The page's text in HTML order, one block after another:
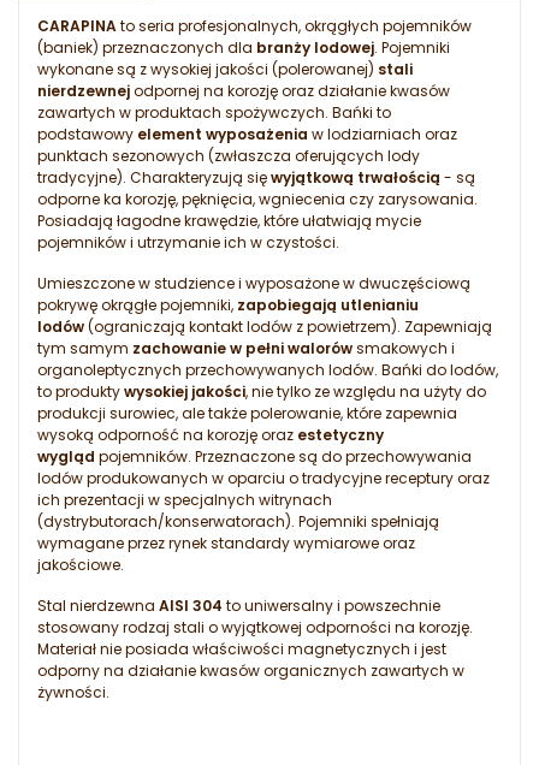
CARAPINAto seria profesjonalnych, okrągłych pojemników
(baniek) przeznaczonych dla branży lodowej. Pojemniki
wykonane są z wysokiej jakości (polerowanej) stali
nierdzewnejodpornej na korozję oraz działanie kwasów
zawartych w produktach spożywczych. Bańki to
podstawowy element wyposażenia w lodziarniach oraz
punktach sezonowych (zwłaszcza oferujących lody
tradycyjne). Charakteryzują sięwyjątkową trwałością - są
odporne ka korozję, pęknięcia, wgniecenia czy zarysowania.
Posiadają łagodne krawędzie, które ułatwiają mycie
pojemników i utrzymanie ich w czystości.
Umieszczone w studzience i wyposażone w dwuczęściową
pokrywę okrągłe pojemniki, zapobiegają utlenianiu
lodów(ograniczają kontakt lodów z powietrzem). Zapewniają
tym samym zachowanie w pełni walorówsmakowych i
organoleptycznych przechowywanych lodów. Bańki do lodów,
to produktywysokiej jakości, nie tylko ze względu na użyty do
produkcji surowiec, ale także polerowanie, które zapewnia
wysoką odporność na korozję oraz estetyczny
wygląd pojemników. Przeznaczone są do przechowywania
lodów produkowanych w oparciu o tradycyjne receptury oraz
ich prezentacji w specjalnych witrynach
(dystrybutorach/konserwatorach). Pojemniki spełniają
wymagane przez rynek standardy wymiarowe oraz
jakościowe.
Stal nierdzewna AISI 304 to uniwersalny i powszechnie
stosowany rodzaj stali o wyjątkowej odporności na korozję.
Materiał nie posiada właściwości magnetycznych i jest
odporny na działanie kwasów organicznych zawartych w
żywności.